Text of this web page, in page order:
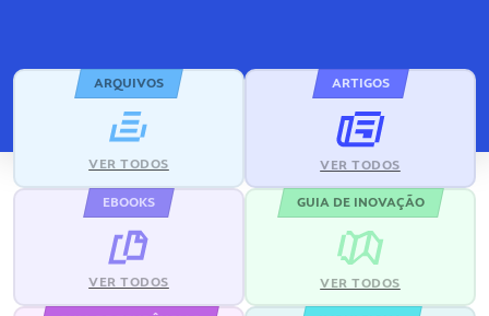
ARQUIVOS
VER TODOS
ARTIGOS
VER TODOS
EBOOKS
VER TODOS
GUIA DE INOVAÇÃO
VER TODOS